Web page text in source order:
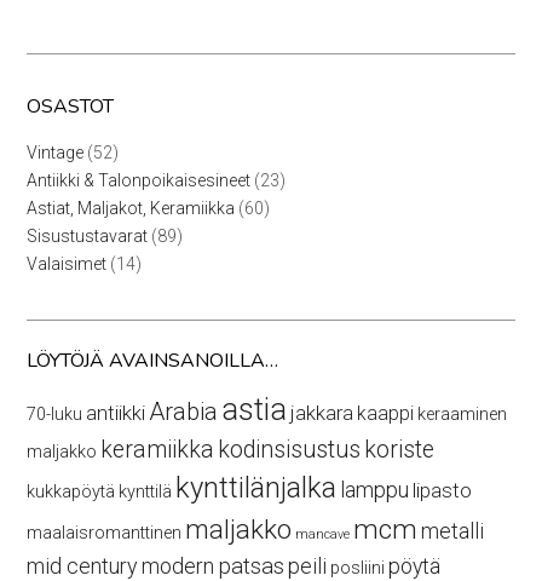
OSASTOT
Vintage 5252
tuotetta
Antiikki & Talonpoikaisesineet 2323
Astiat, Maljakot, Keramiikka 6060
Sisustustavarat 8989
Valaisimet 1414
LÖYTÖJÄ AVAINSANOILLA…
70-luku antiikki Arabia astia jakkara kaappi keraaminen
maljakko keramiikka kodinsisustus koriste
kukkapöytä kynttilä kynttilänjalka lamppu lipasto
maalaisromanttinen maljakko mancave mcm metalli
mid century modern patsaspeili posliini pöytä